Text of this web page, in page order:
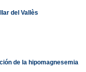
del Vallès
de la hipomagnesemia